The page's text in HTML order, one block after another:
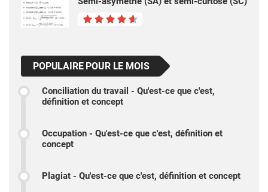
POPULAIRE POUR LE MOIS
Conciliation du travail - Qu'est-ce que c'est,
définition et concept
Occupation - Qu'est-ce que c'est, définition et
concept
Plagiat - Qu'est-ce que c'est, définition et concept